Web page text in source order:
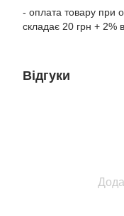
- оплата товару при
складає 20 грн + 2%
Відгуки